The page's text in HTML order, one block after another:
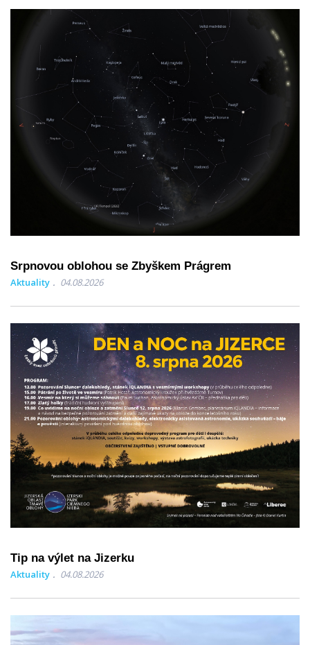
Srpnovou oblohou se Zbyškem Prágrem
Aktuality 04.08.2026
Tip na výlet na Jizerku
Aktuality 04.08.2026